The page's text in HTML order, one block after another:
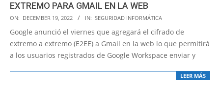
EXTREMO PARA GMAIL EN LA WEB
2022-
12-
19
ON: DECEMBER 19, 2022 IN: SEGURIDAD INFORMÁTICA
Google anunció el viernes que agregará el cifrado de
extremo a extremo (E2EE) a Gmail en la web lo que permitirá
a los usuarios registrados de Google Workspace enviar y
LEER MÁS